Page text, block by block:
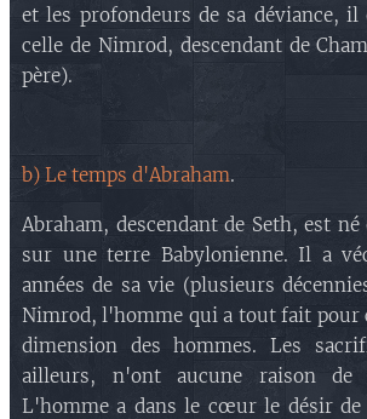
et les profondeurs de sa déviance,
celle de Nimrod, descendant de
père).
b) Le temps d'Abraham.
Abraham, descendant de Seth, est né
sur une terre Babylonienne. Il a
années de sa vie (plusieurs
Nimrod, l'homme qui a tout fait pour
dimension des hommes. Les
ailleurs, n'ont aucune raison de
L'homme a dans le cœur le désir de